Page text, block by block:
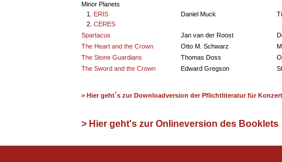
Minor Planets
1. ERIS
2. CERES
Daniel Muck
Spartacus Jan van der Roost
The Heart and the Crown
Otto M. Schwarz
The Stone Guardians
Thomas Doss
The Sword and the Crown
Edward Gregson
> Hier geht´s zur Downloadversion der Pflichtliteratur für
> Hier geht's zur Onlineversion des Booklets